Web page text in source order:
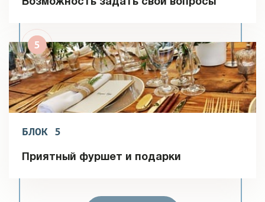
Возможность задать свои вопросы
БЛОК 5
Приятный фуршет и подарки